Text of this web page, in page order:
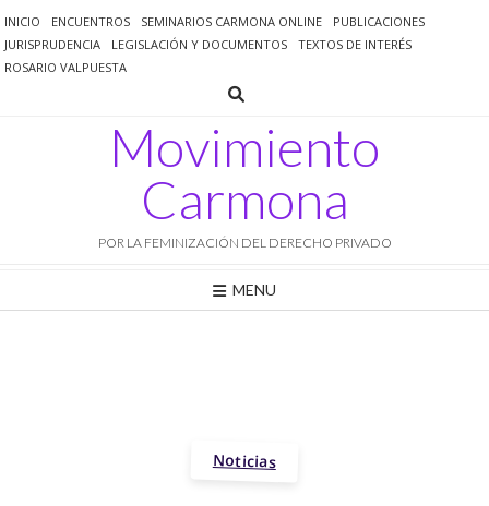
al
contenido
INICIO ENCUENTROS SEMINARIOS CARMONA ONLINE
PUBLICACIONES
JURISPRUDENCIA
LEGISLACIÓN Y DOCUMENTOS
TEXTOS DE INTERÉS
ROSARIO VALPUESTA
Movimiento
Carmona
POR LA FEMINIZACIÓN DEL DERECHO PRIVADO
MENU
Noticias